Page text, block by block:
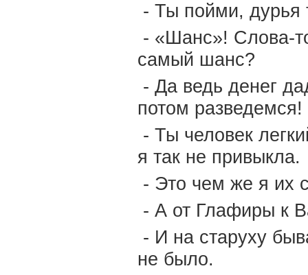
- Ты пойми, дурья
- «Шанс»! Слова-
самый шанс?
- Да ведь денег
потом разведемся!
- Ты человек
я так не привыкла.
- Это чем же я их
- А от Глафиры к
- И на старуху
не было.